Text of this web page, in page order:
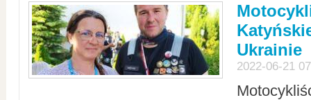
Ukrainie
2022-06-21